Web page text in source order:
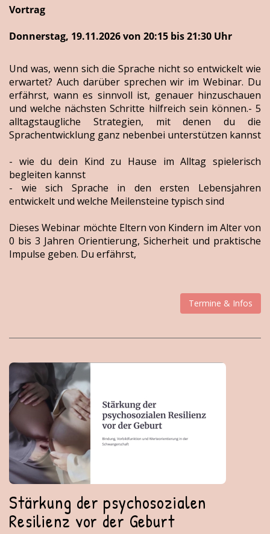
Vortrag
Donnerstag, 19.11.2026 von 20:15 bis 21:30 Uhr
Und was, wenn sich die Sprache nicht so entwickelt wie
erwartet? Auch darüber sprechen wir im Webinar. Du
erfährst, wann es sinnvoll ist, genauer hinzuschauen
und welche nächsten Schritte hilfreich sein können.- 5
alltagstaugliche Strategien, mit denen du die
Sprachentwicklung ganz nebenbei unterstützen kannst
- wie du dein Kind zu Hause im Alltag spielerisch
begleiten kannst
- wie sich Sprache in den ersten Lebensjahren
entwickelt und welche Meilensteine typisch sind
Dieses Webinar möchte Eltern von Kindern im Alter von
0 bis 3 Jahren Orientierung, Sicherheit und praktische
Impulse geben. Du erfährst,
Termine & Infos
Stärkung der psychosozialen
Resilienz vor der Geburt